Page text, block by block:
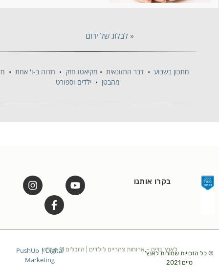
« לבלוג של ירום
מתכון בשבוע•דבר התזונאית•מקיאטו חזק• חדוה ב-ו' אחת•מדברת
•ילדים וספורט
בקרו אותנו
לאנץ' טיים – ארוחות צהריים לילדים | היובלים 11 הוד"ש
שמורות לאנץ'
PushUp | Digital
Marketing